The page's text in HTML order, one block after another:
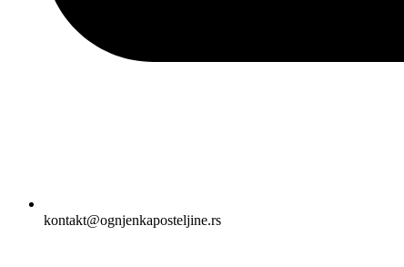
kontakt@ognjenkaposteljine.rs